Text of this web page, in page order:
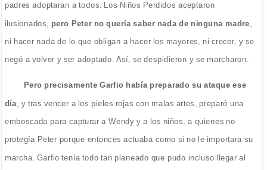
padres adoptaran a todos. Los Niños Perdidos aceptaron
ilusionados, pero Peter no quería saber nada de ninguna madre
ni hacer nada de lo que obligan a hacer los mayores, ni crecer, y se
negó a volver y ser adoptado. Así, se despidieron y se marcharon.
Pero precisamente Garfio había preparado su ataque ese
día , y tras vencer a los pieles rojas con malas artes, preparó una
emboscada para capturar a Wendy y a los niños, a quienes no
protegía Peter porque entonces actuaba como si no le importara su
marcha. Garfio tenía todo tan planeado que pudo incluso llegar al